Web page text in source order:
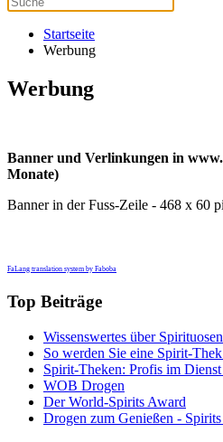
Startseite
Werbung
Werbung
Banner und Verlinkungen in
Monate)
Banner in der Fuss-Zeile - 468 x 60
FaLang translation system by Faboba
Top Beiträge
Wissenswertes über Spirituosen
So werden Sie eine Spirit-
Spirit-Theken: Profis im Dienst
WOB Drogen
Der World-Spirits Award
Drogen zum Genießen -